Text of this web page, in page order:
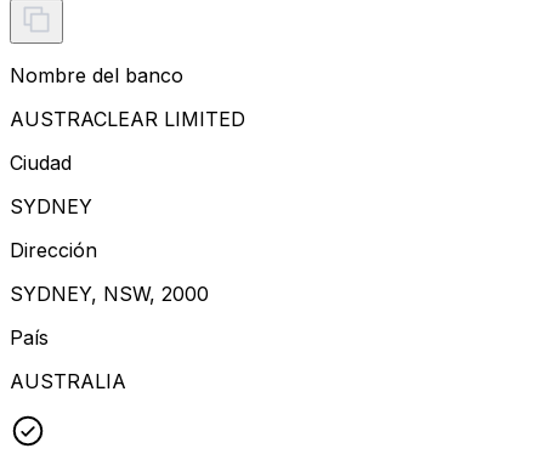
Nombre del banco
AUSTRACLEAR LIMITED
Ciudad
SYDNEY
Dirección
SYDNEY, NSW, 2000
País
AUSTRALIA